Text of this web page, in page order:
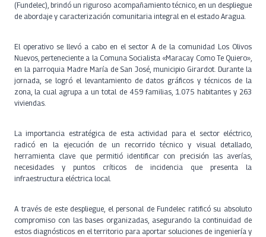
(Fundelec), brindó un riguroso acompañamiento técnico, en un despliegue
de abordaje y caracterización comunitaria integral en el estado Aragua.
El operativo se llevó a cabo en el sector A de la comunidad Los Olivos
Nuevos, perteneciente a la Comuna Socialista «Maracay Como Te Quiero»,
en la parroquia Madre María de San José, municipio Girardot. Durante la
jornada, se logró el levantamiento de datos gráficos y técnicos de la
zona, la cual agrupa a un total de 459 familias, 1.075 habitantes y 263
viviendas.
La importancia estratégica de esta actividad para el sector eléctrico,
radicó en la ejecución de un recorrido técnico y visual detallado,
herramienta clave que permitió identificar con precisión las averías,
necesidades y puntos críticos de incidencia que presenta la
infraestructura eléctrica local.
A través de este despliegue, el personal de Fundelec ratificó su absoluto
compromiso con las bases organizadas, asegurando la continuidad de
estos diagnósticos en el territorio para aportar soluciones de ingeniería y